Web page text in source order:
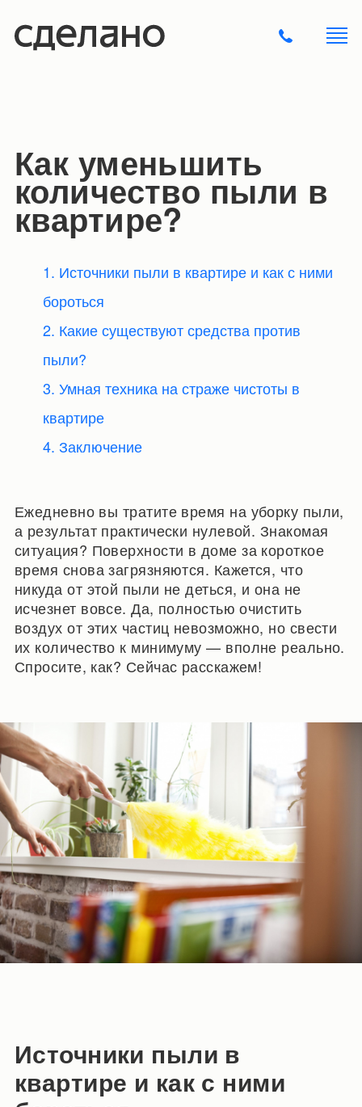
Как уменьшить
количество пыли в
квартире?
1. Источники пыли в квартире и как с ними
бороться
2. Какие существуют средства против
пыли?
3. Умная техника на страже чистоты в
квартире
4. Заключение
Ежедневно вы тратите время на уборку пыли,
а результат практически нулевой. Знакомая
ситуация? Поверхности в доме за короткое
время снова загрязняются. Кажется, что
никуда от этой пыли не деться, и она не
исчезнет вовсе. Да, полностью очистить
воздух от этих частиц невозможно, но свести
их количество к минимуму — вполне реально.
Спросите, как? Сейчас расскажем!
Источники пыли в
квартире и как с ними